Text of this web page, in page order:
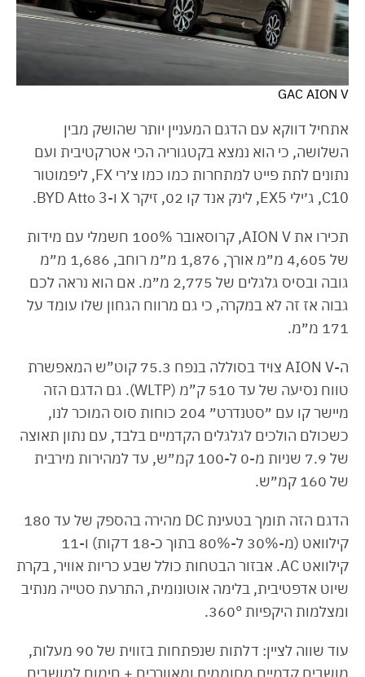
GAC AION V
אתחיל דווקא עם הדגם המעניין יותר שהושק מבין
השלושה, כי הוא נמצא בקטגוריה הכי אטרקטיבית ועם
נתונים לתת פייט למתחרות כמו כמו צ׳רי FX, ליפמוטור
C10, ג׳ילי EX5, לינק אנד קו 02, זיקר X ו-BYD Atto 3.
תכירו את AION V, קרוסאובר 100% חשמלי עם מידות
של 4,605 מ״מ אורך, 1,876 מ״מ רוחב, 1,686 מ״מ
גובה ובסיס גלגלים של 2,775 מ״מ. אם הוא נראה לכם
גבוה אז זה לא במקרה, כי גם מרווח הגחון שלו עומד על
171 מ״מ.
ה-AION V צויד בסוללה בנפח 75.3 קוט”ש המאפשרת
טווח נסיעה של עד 510 ק”מ (WLTP). גם הדגם הזה
מיישר קו עם ״סטנדרט״ 204 כוחות סוס המוכר לנו,
כשכולם הולכים לגלגלים הקדמיים בלבד, עם נתון תאוצה
של 7.9 שניות מ-0 ל-100 קמ״ש, עד למהירות מירבית
של 160 קמ״ש.
הדגם הזה תומך בטעינת DC מהירה בהספק של עד 180
קילוואט (מ-30% ל-80% בתוך כ-18 דקות) ו-11
קילוואט AC. אבזור הבטחות כולל שבע כריות אוויר, בקרת
שיוט אדפטיבית, בלימה אוטונומית, התרעת סטייה מנתיב
ומצלמות היקפיות 360°.
עוד שווה לציין: דלתות שנפתחות בזווית של 90 מעלות,